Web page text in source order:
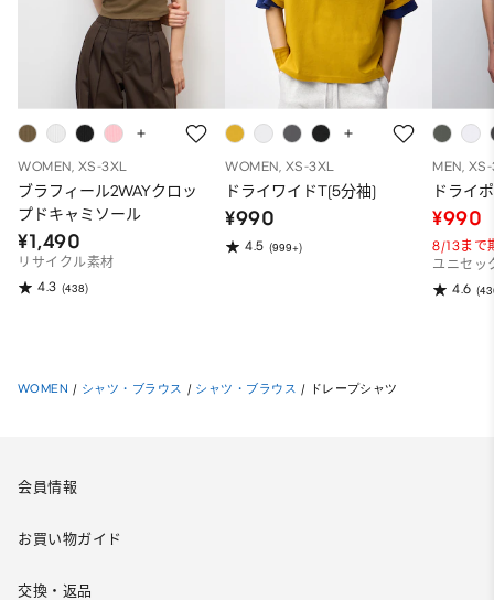
WOMEN, XS-3XL
ブラフィール2WAYクロッ
プドキャミソール
¥1,490
リサイクル素材
4.3 (438)
WOMEN, XS-3XL
ドライワイドT(5分袖)
¥990
4.5 (999+)
MEN,
ドライ
¥990
8/13まで
ユニセッ
4.6
WOMEN / シャツ・ブラウス / シャツ・ブラウス / ドレープシャツ
会員情報
お買い物ガイド
交換・返品